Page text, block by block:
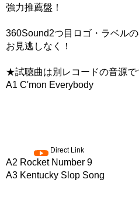
強力推薦盤！
360Sound2つ目ロゴ・ラベル
お見逃しなく！
★試聴曲は別レコードの音源で
A1 C'mon Everybody
Direct Link
A2 Rocket Number 9
A3 Kentucky Slop Song